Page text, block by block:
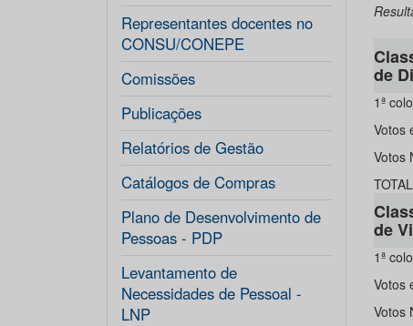
Representantes docentes no
CONSU/CONEPE
Comissões
Publicações
Relatórios de Gestão
Catálogos de Compras
Plano de Desenvolvimento de
Pessoas - PDP
Levantamento de
Necessidades de Pessoal -
LNP
de
1ª
Votos
Votos
de
1ª
Votos
Votos